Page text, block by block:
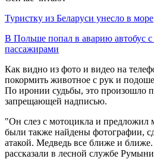
Туристку из Беларуси унесло в море
В Польше попал в аварию автобус с
пассажирами
Как видно из фото и видео на
покормить животное с рук и
По иронии судьбы, это произошло
запрещающей надписью.
"Он слез с мотоцикла и предложил
были также найдены фотографии,
атакой. Медведь все ближе и
рассказали в лесной службе